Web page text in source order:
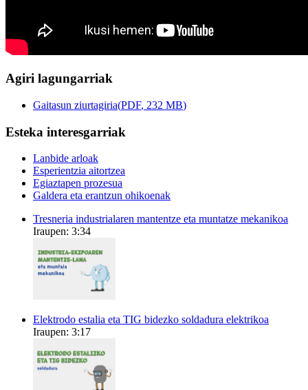
Agiri lagungarriak
Gaitasun ziurtagiria(PDF, 232 MB)
Esteka interesgarriak
Lanbide arloak
Esperientzia aitortzea
Egiaztapen prozesua
Galdera eta erantzun ohikoenak
Tresneria industrialaren mantentze eta muntatze mekanikoa
Iraupen: 3:34
Elektrodo estalia eta TIG bidezko soldadura elektrikoa
Iraupen: 3:17